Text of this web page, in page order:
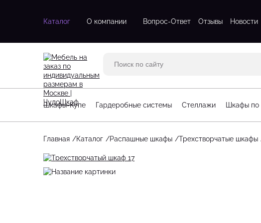
Каталог
Двухдверные шкафы
Трехдверные шкафы
Шкафы с зеркалом
С зеркалом шкафы
Трехстворчатые шкафы
Стеллажи для детской
Угловые стеллажи
О компании Вопрос-Ответ Отзывы Новости
Шкафы-Купе Гардеробные системы Стеллажи Шкафы
Главная Каталог Распашные шкафы Трехстворчатые шкафы